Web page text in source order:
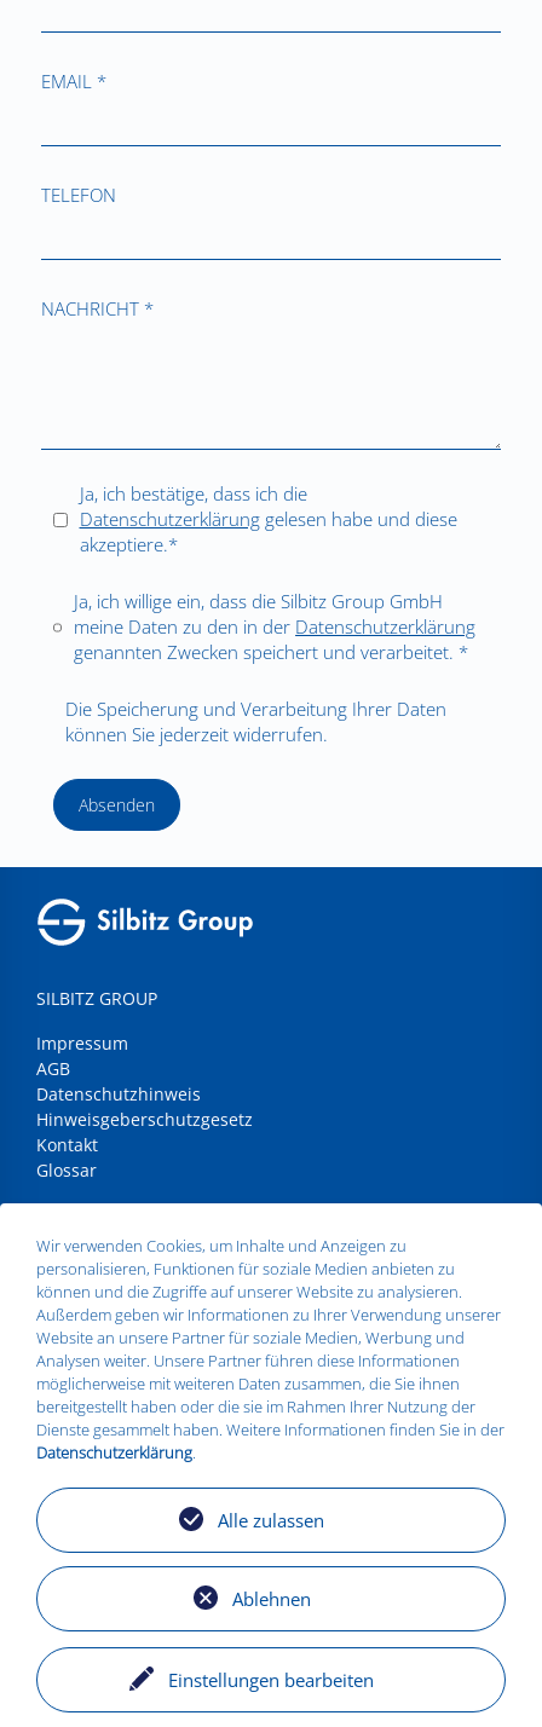
EMAIL *
TELEFON
NACHRICHT *
Ja, ich bestätige, dass ich die
Datenschutzerklärunggelesen habe und diese
akzeptiere.*
Ja, ich willige ein, dass die Silbitz Group GmbH
meine Daten zu den in der Datenschutzerklärung
genannten Zwecken speichert und verarbeitet. *
Die Speicherung und Verarbeitung Ihrer Daten
können Sie jederzeit widerrufen.
Absenden
SILBITZ GROUP
Impressum
AGB
Datenschutzhinweis
Hinweisgeberschutzgesetz
Kontakt
Glossar
ANSCHRIFT
Silbitz Group GmbH
Dr.- Maruschky - Straße 2
07613 Silbitz
Telefon:+49 36693 579010
E-Mail:info@silbitz-group.com
STANDORTE
Silbitz
Zeitz
Košice
Torgelow
Wir verwenden Cookies, um Inhalte und Anzeigen zu
personalisieren, Funktionen für soziale Medien anbieten zu
können und die Zugriffe auf unserer Website zu analysieren.
Außerdem geben wir Informationen zu Ihrer Verwendung unserer
Website an unsere Partner für soziale Medien, Werbung und
Analysen weiter. Unsere Partner führen diese Informationen
möglicherweise mit weiteren Daten zusammen, die Sie ihnen
bereitgestellt haben oder die sie im Rahmen Ihrer Nutzung der
Dienste gesammelt haben. Weitere Informationen finden Sie in der
Datenschutzerklärung.
Einstellungen bearbeiten
Ablehnen
Alle zulassen